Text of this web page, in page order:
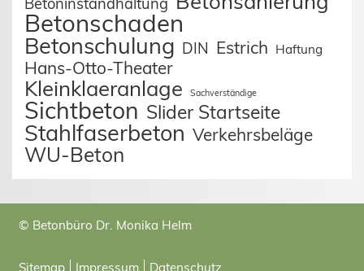
Betonschaden
Betonschulung DIN Estrich Haftung
Hans-Otto-Theater
Kleinklaeranlage Sachverständige
Sichtbeton Slider Startseite
Stahlfaserbeton Verkehrsbeläge
WU-Beton
© Betonbüro Dr. Monika Helm
Sitemap Impressum Datenschutz